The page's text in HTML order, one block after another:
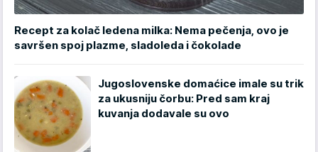
Recept za kolač ledena milka: Nema pečenja, ovo je
savršen spoj plazme, sladoleda i čokolade
Jugoslovenske domaćice imale su trik
za ukusniju čorbu: Pred sam kraj
kuvanja dodavale su ovo